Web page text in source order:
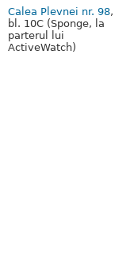
Calea Plevnei nr. 98,
bl. 10C (Sponge, la
parterul lui
ActiveWatch)